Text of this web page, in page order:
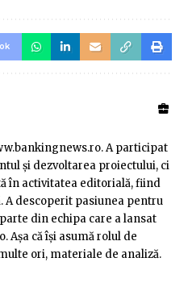
A participat
şi dezvoltarea proiectului, ci
în activitatea editorială, fiind
A descoperit pasiunea pentru
din echipa care a lansat
Așa că îşi asumă rolul de
ori, materiale de analiză.